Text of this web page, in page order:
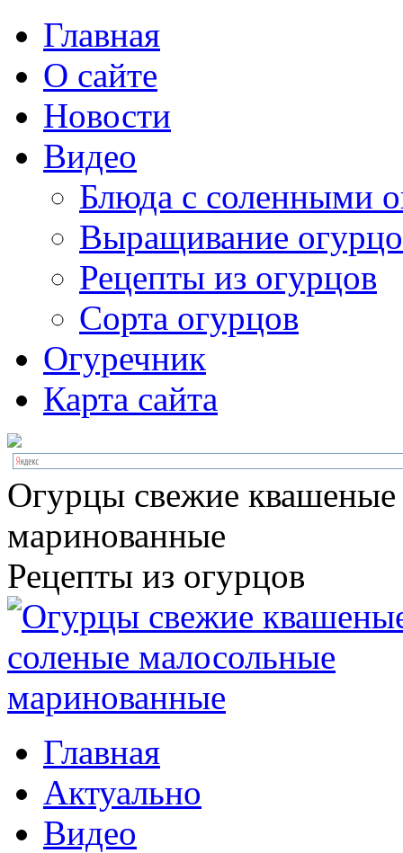
Главная
О сайте
Новости
Видео
Блюда с соленными
Выращивание
Рецепты из огурцов
Сорта огурцов
Огуречник
Карта сайта
Огурцы свежие
маринованные
Рецепты из огурцов
Главная
Актуально
Видео